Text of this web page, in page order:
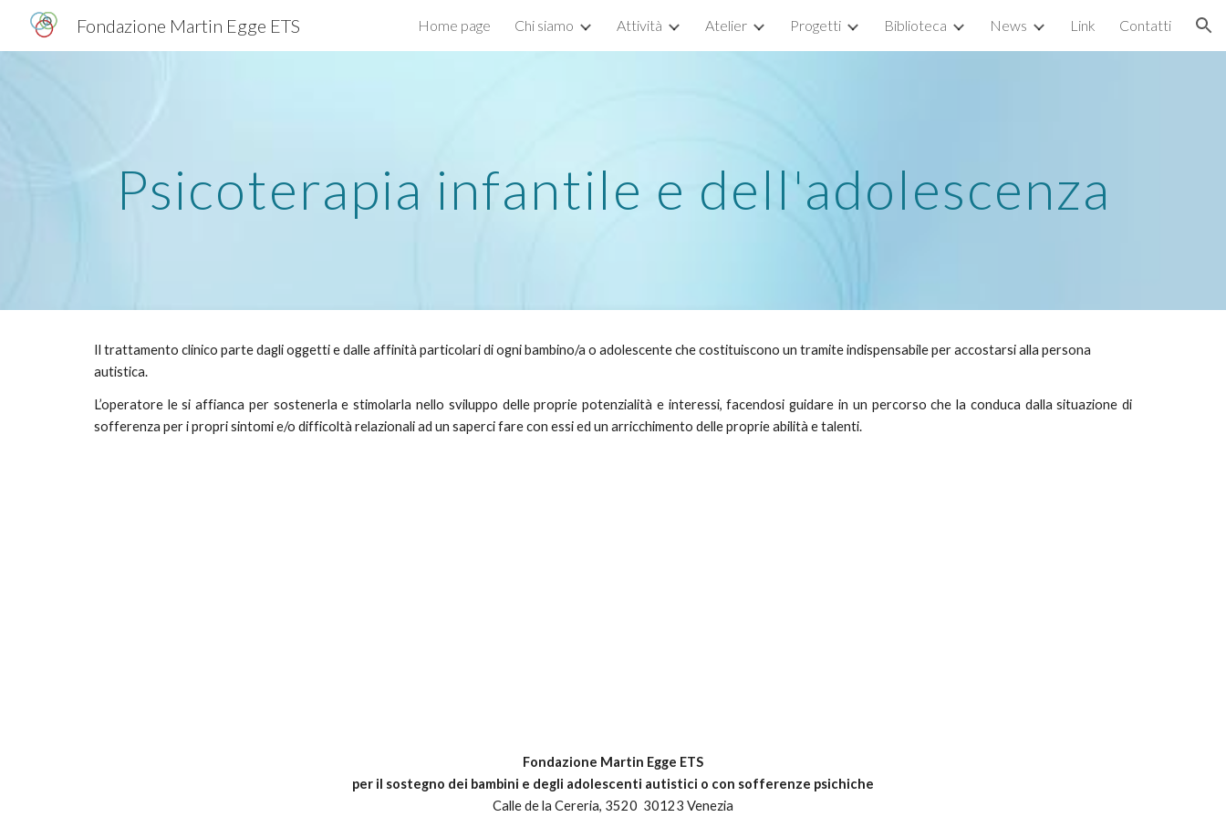
Skip to main content Skip to navigation
Fondazione Martin Egge ETS Home page Chi siamo Attività Atelier Progetti Biblioteca News Link Contatti
Psicoterapia infantile e dell'adolescenza
Il trattamento clinico parte dagli oggetti e dalle affinità particolari di ogni bambino/a o adolescente che costituiscono un tramite indispensabile per accostarsi alla persona
autistica.
L’operatore le si affianca per sostenerla e stimolarla nello sviluppo delle proprie potenzialità e interessi, facendosi guidare in un percorso che la conduca dalla situazione di
sofferenza per i propri sintomi e/o difficoltà relazionali ad un saperci fare con essi ed un arricchimento delle proprie abilità e talenti.
Fondazione Martin Egge ETS
per il sostegno dei bambini e degli adolescenti autistici o con sofferenze psichiche
Calle de la Cereria, 3520 30123 Venezia